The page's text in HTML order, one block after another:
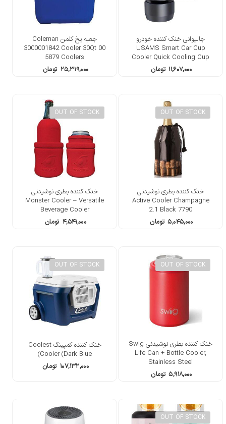
جالیوانی خنک کننده خودرو
USAMS Smart Car Cup
Cooler Quick Cooling Cup
۱۱,۶۰۷,۰۰۰ تومان
جعبه یخ کلمن Coleman
3000001842 Cooler 30Qt 00
5879 Coolers
۲۵,۳۱۹,۰۰۰ تومان
OUT OF STOCK
خنک کننده بطری نوشیدنی
Active Cooler Champagne
2.1 Black 7790
۵,۰۴۵,۰۰۰ تومان
OUT OF STOCK
خنک کننده بطری نوشیدنی
Monster Cooler – Versatile
Beverage Cooler
۴,۵۴۱,۰۰۰ تومان
OUT OF STOCK
خنک کننده بطری نوشیدنی Swig
Life Can + Bottle Cooler,
Stainless Steel
۵,۹۱۸,۰۰۰ تومان
OUT OF STOCK
خنک کننده کمپینگ Coolest
Cooler (Dark Blue)
۱۰۷,۱۳۲,۰۰۰ تومان
OUT OF STOCK